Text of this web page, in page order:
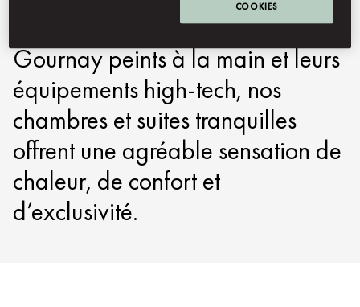
sublimée de papiers peints de
Gournay peints à la main et leurs
équipements high-tech, nos
chambres et suites tranquilles
offrent une agréable sensation de
chaleur, de confort et
d’exclusivité.
COOKIES